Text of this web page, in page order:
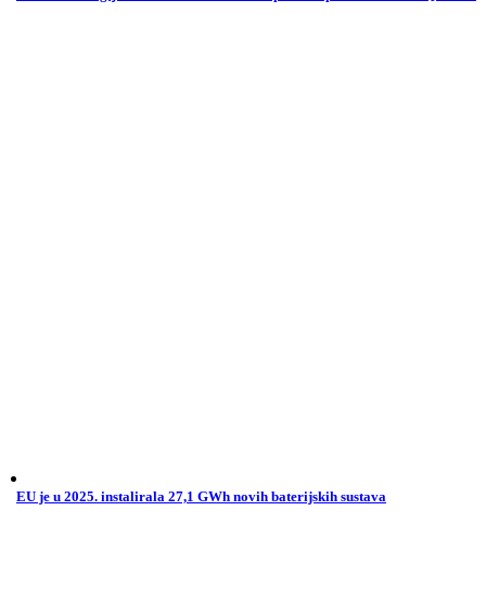
EU je u 2025. instalirala 27,1 GWh novih baterijskih sustava